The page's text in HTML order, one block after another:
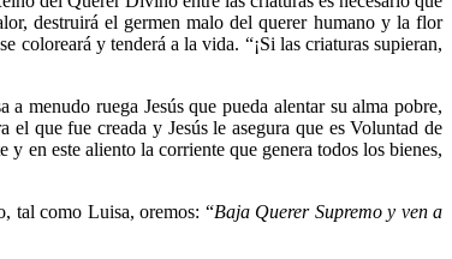
destruirá el germen malo del querer humano y la flor
coloreará y tenderá a la vida. “¡Si las criaturas supieran,
menudo ruega Jesús que pueda alentar su alma pobre,
que fue creada y Jesús le asegura que es Voluntad de
en este aliento la corriente que genera todos los bienes,
tal como Luisa, oremos: “Baja Querer Supremo y ven a